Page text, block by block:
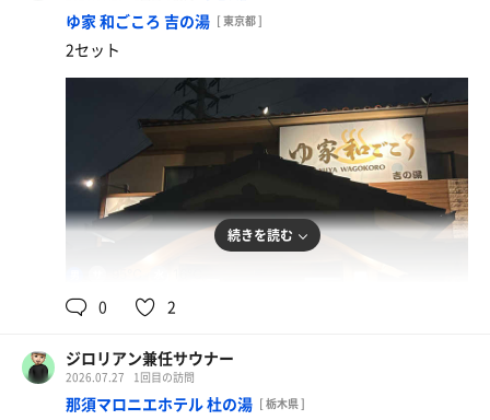
ゆ家 和ごころ 吉の湯 [ 東京都 ]
2セット
イオンウォーター
続きを読む
0 2
ジロリアン兼任サウナー
2026.07.27 1回目の訪問
那須マロニエホテル 杜の湯 [ 栃木県 ]